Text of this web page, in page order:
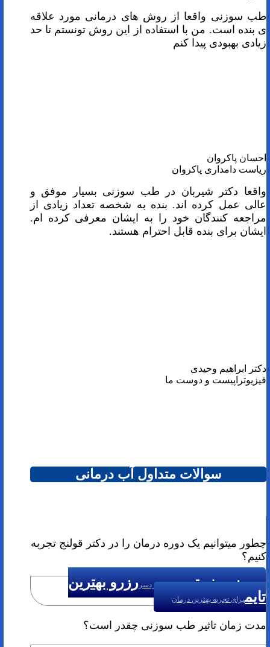
طب سوزنی واقعا از روش های درمانی مورد علاقه
ی بنده است. من با استفاده از این روش تونستم تا حد
زیادی بهبودی پیدا کنم
احسان پاکروان
ریاست دامداری پاکروان
واقعا دکتر شیربان در طب سوزنی بسیار موفق و
عالی عمل کرده اند. بنده به شخصه تعداد زیادی از
مراجعه کنندگان خود را به ایشان معرفی کرده ام.
ایشان برای بنده قابل احترام هستند.
دکتر ابراهیم وحیدی
فیزیوتراپیست و دوست ما
سوالات متداول آب درمانی
چطور میتوانیم یک دوره درمان را در دکتر قولنج تجربه
کنیم؟
رزرو نوبت درمان بدون دردسر رزرو بهترین
تایمبرای تجربه بهترین درمان
مدت زمان تاثیر طب سوزنی چقدر است؟